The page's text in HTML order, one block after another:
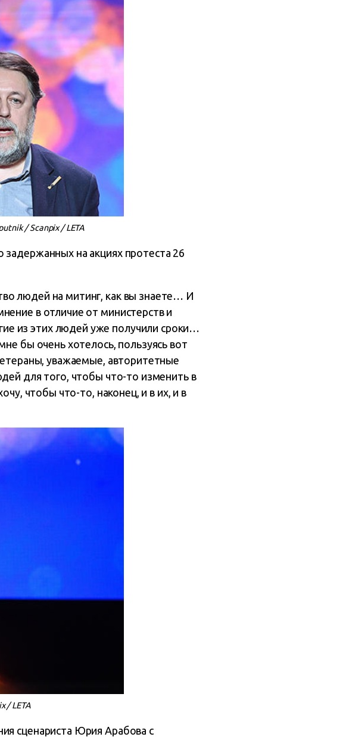
/ Scanpix / LETA
на акциях протеста 26
людей на митинг, как вы знаете… И
в отличие от министерств и
из этих людей уже получили сроки…
бы очень хотелось, пользуясь вот
уважаемые, авторитетные
для того, чтобы что-то изменить в
чтобы что-то, наконец, и в их, и в
/ LETA
сценариста Юрия Арабова с